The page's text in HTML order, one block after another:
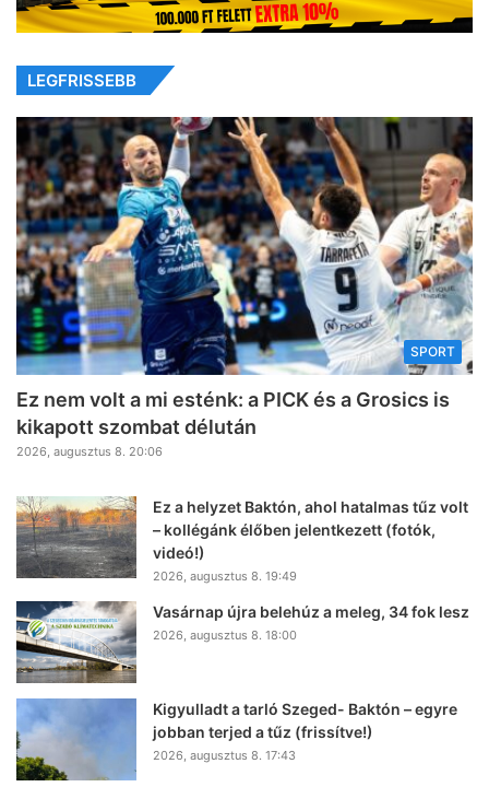
LEGFRISSEBB
SPORT
Ez nem volt a mi esténk: a PICK és a Grosics is
kikapott szombat délután
2026, augusztus 8. 20:06
Ez a helyzet Baktón, ahol hatalmas tűz volt
– kollégánk élőben jelentkezett (fotók,
videó!)
2026, augusztus 8. 19:49
Vasárnap újra belehúz a meleg, 34 fok lesz
2026, augusztus 8. 18:00
Kigyulladt a tarló Szeged- Baktón – egyre
jobban terjed a tűz (frissítve!)
2026, augusztus 8. 17:43